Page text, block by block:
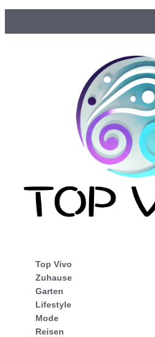
Top Vivo
Zuhause
Garten
Lifestyle
Mode
Reisen